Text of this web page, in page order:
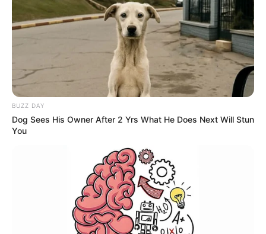
vitória ocorrida em 07 de outubro, na Câmara
dos Deputados, precisa ocorrer no Senado
Federal.
—Foto/Reprodução
Próximos dias podem definir rumo das propostas
A mobilização em Brasíliaindica que o momento é considerado
BUZZ DAY
Dog Sees His Owner After 2 Yrs What He Does Next Will Stun
You